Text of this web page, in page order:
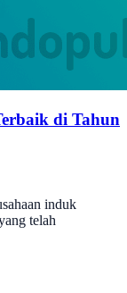
di Tahun
induk
telah